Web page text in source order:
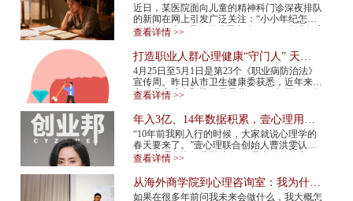
该如何预防？
近日，某医院面向儿童的精神科门诊深夜排队
的新闻在网上引发广泛关注：“小小年纪怎么
得了抑郁症”“我们的孩子怎么了”……青少年心
查看详情 >>
打造职业人群心理健康“守门人” 天津
市职业人群心理咨询平台上线
4月25日至5月1日是第23个《职业病防治法》
宣传周。昨日从市卫生健康委获悉，近年来我
市职业病综合预防效果显著，2015年至2024年
2024年...
查看详情 >>
年入3亿、14年数据积累，壹心理用AI
打造心理服务行业“小怪兽”
“10年前我刚入行的时候，大家就说心理学的
春天要来了。”壹心理联合创始人曹洪雯认
为，心理咨询行业还处在“春天来临前的寒
标准...
查看详情 >>
从海外商学院到心理咨询室：我为什么
在34岁决定转行
如果在很多年前问我未来会做什么，我大概怎